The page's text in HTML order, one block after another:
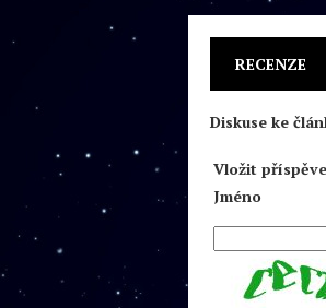
RECENZE
Diskuse ke
Vložit
Jméno